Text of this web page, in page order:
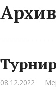
08.12.2022